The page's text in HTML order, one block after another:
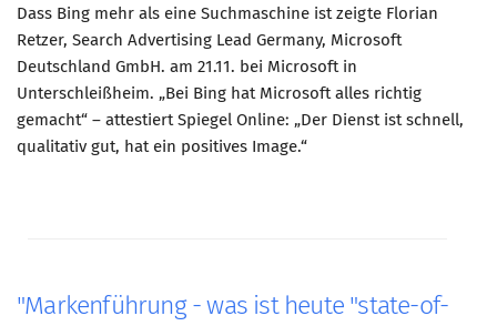
Dass Bing mehr als eine Suchmaschine ist zeigte Florian
Retzer, Search Advertising Lead Germany, Microsoft
Deutschland GmbH. am 21.11. bei Microsoft in
Unterschleißheim. „Bei Bing hat Microsoft alles richtig
gemacht“ – attestiert Spiegel Online: „Der Dienst ist schnell,
qualitativ gut, hat ein positives Image.“
"Markenführung - was ist heute "state-of-